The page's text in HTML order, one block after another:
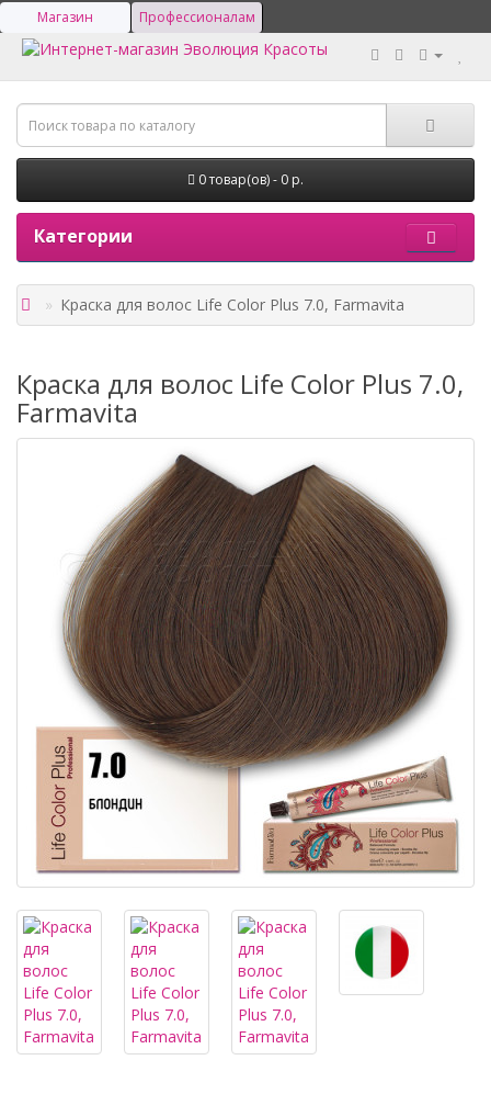
Магазин Профессионалам
0 товар(ов) - 0 р.
Категории
Краска для волос Life Color Plus 7.0, Farmavita
Краска для волос Life Color Plus 7.0,
Farmavita